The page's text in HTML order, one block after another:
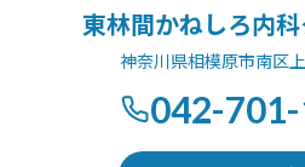
東林間かねしろ内
神奈川県相模原市南区
042-